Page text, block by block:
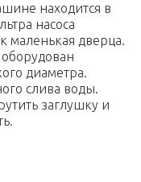
находится в
насоса
маленькая дверца.
диаметра.
слива воды.
заглушку и